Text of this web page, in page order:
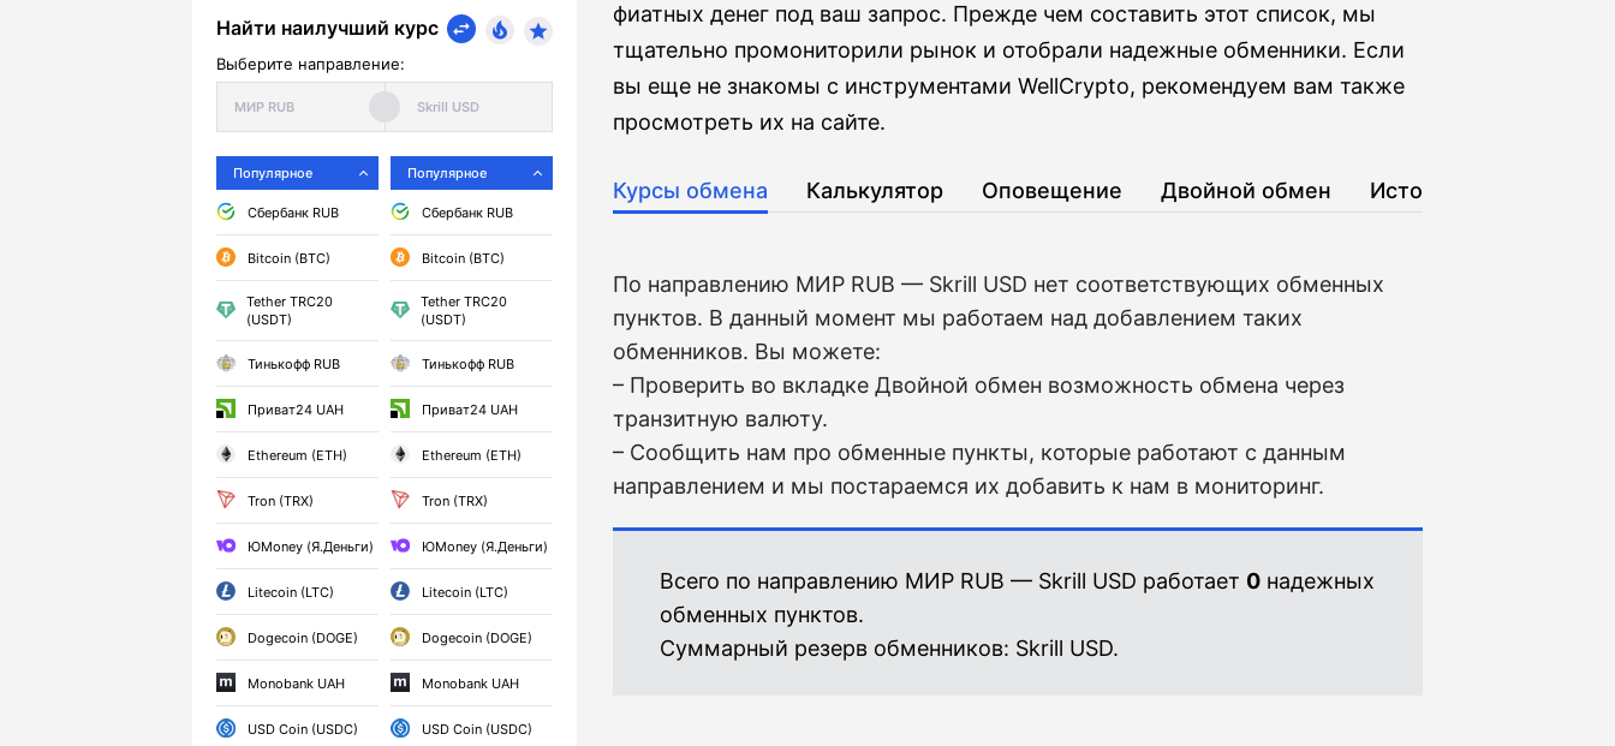
Найти наилучший курс
Выберите направление:
Популярное
Сбербанк RUB
Bitcoin (BTC)
Tether TRC20
(USDT)
Тинькофф RUB
Приват24 UAH
Ethereum (ETH)
Tron (TRX)
ЮMoney (Я.Деньги)
Litecoin (LTC)
Dogecoin (DOGE)
Monobank UAH
USD Coin (USDC)
Популярное
Сбербанк RUB
Bitcoin (BTC)
Tether TRC20
(USDT)
Тинькофф RUB
Приват24 UAH
Ethereum (ETH)
Tron (TRX)
ЮMoney (Я.Деньги)
Litecoin (LTC)
Dogecoin (DOGE)
Monobank UAH
USD Coin (USDC)
фиатных денег под ваш запрос. Прежде чем составить этот список, мы
тщательно промониторили рынок и отобрали надежные обменники. Если
вы еще не знакомы с инструментами WellCrypto, рекомендуем вам также
просмотреть их на сайте.
Курсы обмена Калькулятор Оповещение Двойной обмен История
По направлению МИР RUB — Skrill USD нет соответствующих обменных
пунктов. В данный момент мы работаем над добавлением таких
обменников. Вы можете:
– Проверить во вкладкe Двойной обмен возможность обмена через
транзитную валюту.
– Сообщить нам про обменные пункты, которые работают с данным
направлением и мы постараемся их добавить к нам в мониторинг.
Всего по направлению МИР RUB — Skrill USD работает 0 надежных
обменных пунктов.
Суммарный резерв обменников: Skrill USD.